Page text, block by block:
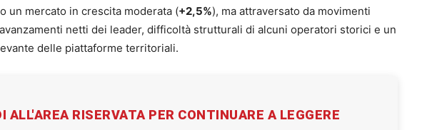
un mercato in crescita moderata (+2,5%), ma attraversato da movimenti
netti dei leader, difficoltà strutturali di alcuni operatori storici e un
delle piattaforme territoriali.
ALL'AREA RISERVATA PER CONTINUARE A LEGGERE